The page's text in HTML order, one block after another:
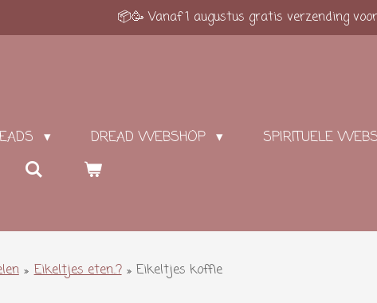
📦🥳 Vanaf 1 augustus gratis verzending
DREAD WEBSHOP SPIRITUELE
» Eikeltjes eten..? » Eikeltjes koffie